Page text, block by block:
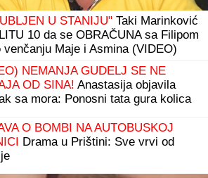
U STANIJU" Taki Marinković
10 da se OBRAČUNA sa Filipom
Maje i Asmina (VIDEO)
NEMANJA GUDELJ SE NE
OD SINA! Anastasija objavila
sa mora: Ponosni tata gura kolica
O BOMBI NA AUTOBUSKOJ
Drama u Prištini: Sve vrvi od